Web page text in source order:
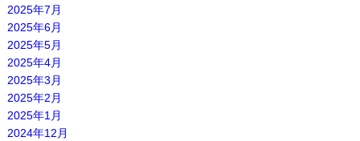
2025年7月
2025年6月
2025年5月
2025年4月
2025年3月
2025年2月
2025年1月
2024年12月